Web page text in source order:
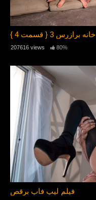
خانه برازرس 3 { قسمت 4 }
207616 views 80%
فیلم لیپ فاپ برقص